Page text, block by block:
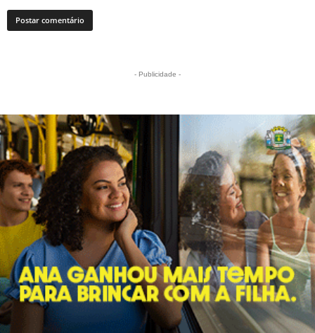
- Publicidade -